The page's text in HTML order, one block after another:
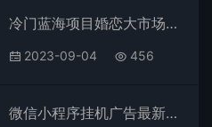
冷门蓝海项目婚恋大市场，轻松月入过万，知道的人不多，抓紧抢占先机
2023-09-04 456
微信小程序挂机广告最新技术，全新变现方式，操作简单，纯小白易上手，稳定日入1000+